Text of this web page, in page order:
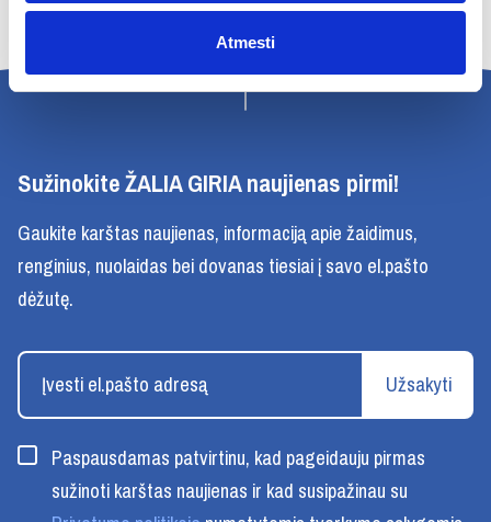
Atmesti
Sužinokite ŽALIA GIRIA naujienas pirmi!
Gaukite karštas naujienas, informaciją apie žaidimus,
renginius, nuolaidas bei dovanas tiesiai į savo el.pašto
dėžutę.
Užsakyti
Paspausdamas patvirtinu, kad pageidauju pirmas
sužinoti karštas naujienas ir kad susipažinau su